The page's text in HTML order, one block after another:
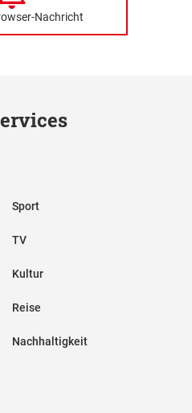
Nachricht
Sport
TV
Kultur
Reise
Nachhaltigkeit